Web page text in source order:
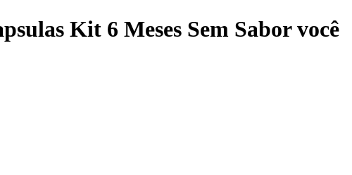
Kit 6 Meses Sem Saborvocê